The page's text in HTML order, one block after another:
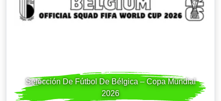
Selección De Fútbol De Bélgica – Copa Mundial
2026